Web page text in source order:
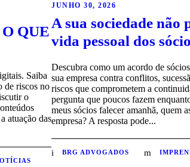
QUE
Saiba
de riscos no
o
atuação das
JUNHO 30, 2026
A sua sociedade não
vida pessoal dos
Descubra como um acordo de
sua empresa contra conflitos,
riscos que comprometem a
pergunta que poucos fazem
meus sócios falecer amanhã, quem
empresa? A resposta pode...
BRG ADVOGADOS